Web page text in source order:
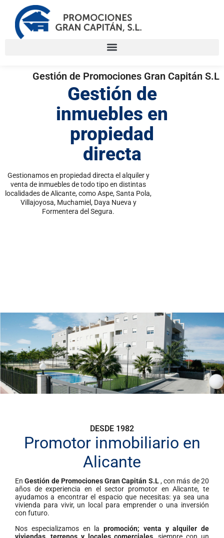
Gestión de Promociones Gran Capitán S.L
Gestión de
inmuebles en
propiedad
directa
Gestionamos en propiedad directa el alquiler y
venta de inmuebles de todo tipo en distintas
localidades de Alicante, como Aspe, Santa Pola,
Villajoyosa, Muchamiel, Daya Nueva y
Formentera del Segura.
DESDE 1982
Promotor inmobiliario en
Alicante
EnGestión de Promociones Gran Capitán S.L, con más de 20
años de experiencia en el sector promotor en Alicante, te
ayudamos a encontrar el espacio que necesitas: ya sea una
vivienda para vivir, un local para emprender o una inversión
con futuro.
Nos especializamos en la promoción; venta y alquiler de
viviendas, terrenos y locales comerciales, siempre con un